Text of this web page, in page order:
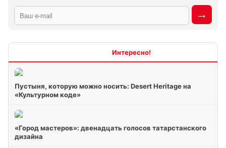
Пустыня, которую можно носить: Desert Heritage на
«Культурном коде»
«Город мастеров»: двенадцать голосов татарстанского
дизайна